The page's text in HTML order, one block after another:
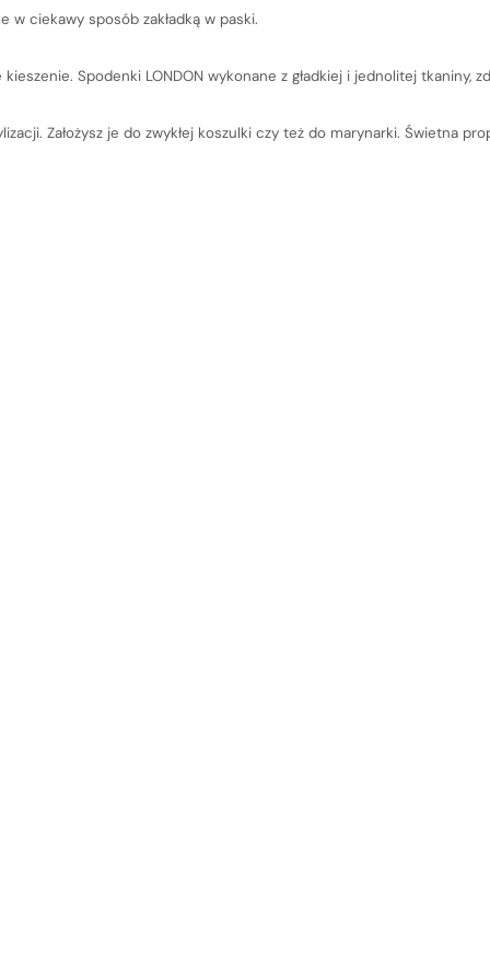
w ciekawy sposób zakładką w paski.
Spodenki LONDON wykonane z gładkiej i jednolitej tkaniny,
Założysz je do zwykłej koszulki czy też do marynarki. Świetna
Szybki